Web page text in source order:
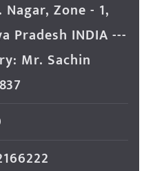
Zone - 1,
Pradesh INDIA ---
Mr. Sachin